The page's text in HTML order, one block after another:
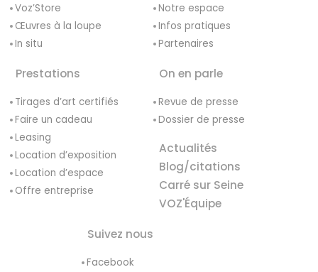
Voz’Store
Œuvres à la loupe
In situ
Notre espace
Infos pratiques
Partenaires
Prestations
Tirages d’art certifiés
Faire un cadeau
Leasing
Location d’exposition
Location d’espace
Offre entreprise
On en parle
Revue de presse
Dossier de presse
Actualités
Blog/citations
Carré sur Seine
VOZ'Équipe
Suivez nous
Facebook